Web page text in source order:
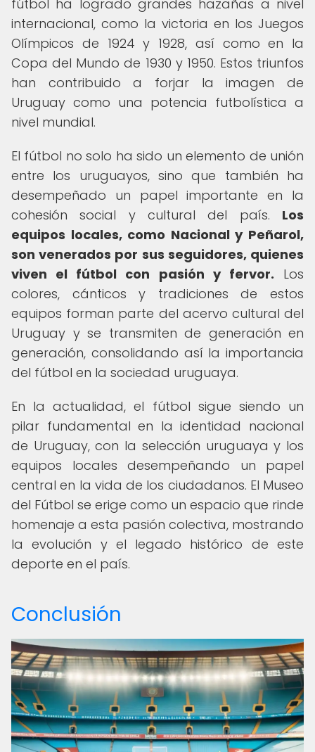
fútbol ha logrado grandes hazañas a nivel
internacional, como la victoria en los Juegos
Olímpicos de 1924 y 1928, así como en la
Copa del Mundo de 1930 y 1950. Estos triunfos
han contribuido a forjar la imagen de
Uruguay como una potencia futbolística a
nivel mundial.
El fútbol no solo ha sido un elemento de unión
entre los uruguayos, sino que también ha
desempeñado un papel importante en la
cohesión social y cultural del país. Los
equipos locales, como Nacional y Peñarol,
son venerados por sus seguidores, quienes
viven el fútbol con pasión y fervor. Los
colores, cánticos y tradiciones de estos
equipos forman parte del acervo cultural del
Uruguay y se transmiten de generación en
generación, consolidando así la importancia
del fútbol en la sociedad uruguaya.
En la actualidad, el fútbol sigue siendo un
pilar fundamental en la identidad nacional
de Uruguay, con la selección uruguaya y los
equipos locales desempeñando un papel
central en la vida de los ciudadanos. El Museo
del Fútbol se erige como un espacio que rinde
homenaje a esta pasión colectiva, mostrando
la evolución y el legado histórico de este
deporte en el país.
Conclusión